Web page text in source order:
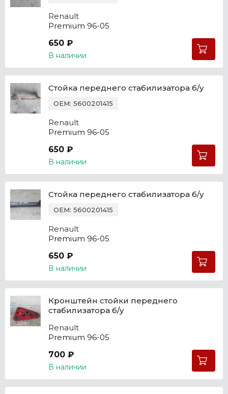
Renault
Premium 96-05
650 ₽
В наличии
Стойка переднего стабилизатора б/у
OEM: 5600201415
Renault
Premium 96-05
650 ₽
В наличии
Стойка переднего стабилизатора б/у
OEM: 5600201415
Renault
Premium 96-05
650 ₽
В наличии
Кронштейн стойки переднего
стабилизатора б/у
Renault
Premium 96-05
700 ₽
В наличии